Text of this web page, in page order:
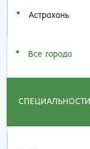
Астрахань
Все города
СПЕЦИАЛЬНОСТИ